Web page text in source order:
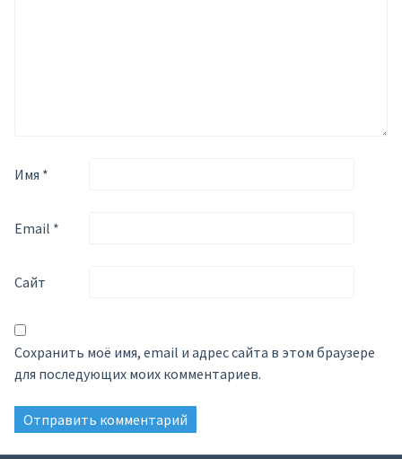
Имя *
Email *
Сайт
Сохранить моё имя, email и адрес сайта в этом браузере
для последующих моих комментариев.